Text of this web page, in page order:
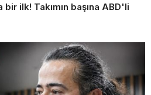
ilk! Takımın başına ABD'li